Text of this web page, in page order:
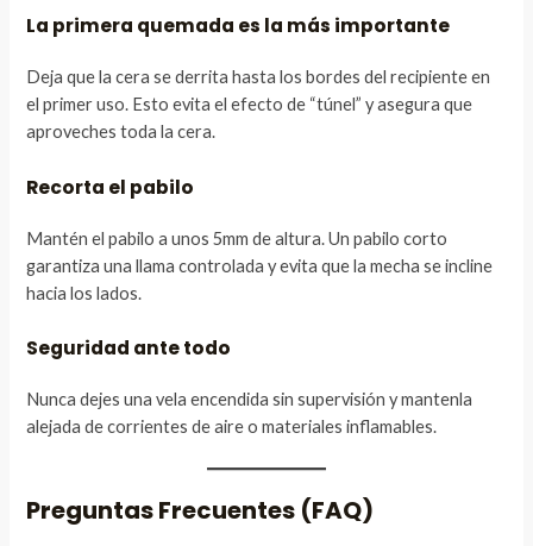
La primera quemada es la más importante
Deja que la cera se derrita hasta los bordes del recipiente en
el primer uso. Esto evita el efecto de “túnel” y asegura que
aproveches toda la cera.
Recorta el pabilo
Mantén el pabilo a unos 5mm de altura. Un pabilo corto
garantiza una llama controlada y evita que la mecha se incline
hacia los lados.
Seguridad ante todo
Nunca dejes una vela encendida sin supervisión y mantenla
alejada de corrientes de aire o materiales inflamables.
Preguntas Frecuentes (FAQ)